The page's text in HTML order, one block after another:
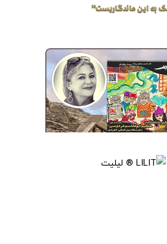
به این ماندگاریست”